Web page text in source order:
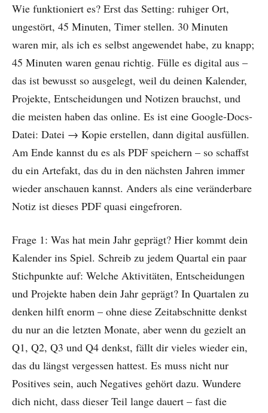
Wie funktioniert es? Erst das Setting: ruhiger Ort,
ungestört, 45 Minuten, Timer stellen. 30 Minuten
waren mir, als ich es selbst angewendet habe, zu knapp;
45 Minuten waren genau richtig. Fülle es digital aus –
das ist bewusst so ausgelegt, weil du deinen Kalender,
Projekte, Entscheidungen und Notizen brauchst, und
die meisten haben das online. Es ist eine Google-Docs-
Datei: Datei → Kopie erstellen, dann digital ausfüllen.
Am Ende kannst du es als PDF speichern – so schaffst
du ein Artefakt, das du in den nächsten Jahren immer
wieder anschauen kannst. Anders als eine veränderbare
Notiz ist dieses PDF quasi eingefroren.
Frage 1: Was hat mein Jahr geprägt? Hier kommt dein
Kalender ins Spiel. Schreib zu jedem Quartal ein paar
Stichpunkte auf: Welche Aktivitäten, Entscheidungen
und Projekte haben dein Jahr geprägt? In Quartalen zu
denken hilft enorm – ohne diese Zeitabschnitte denkst
du nur an die letzten Monate, aber wenn du gezielt an
Q1, Q2, Q3 und Q4 denkst, fällt dir vieles wieder ein,
das du längst vergessen hattest. Es muss nicht nur
Positives sein, auch Negatives gehört dazu. Wundere
dich nicht, dass dieser Teil lange dauert – fast die